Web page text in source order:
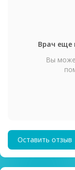
Врач еще
Вы
Оставить отзыв